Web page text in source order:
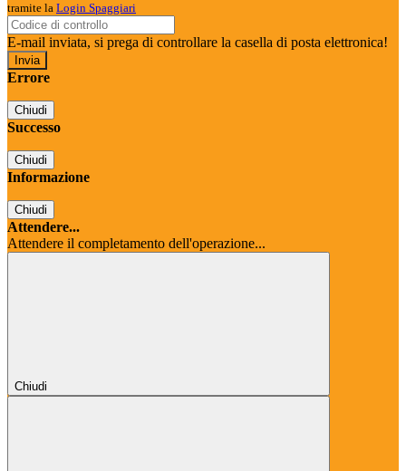
tramite la Login Spaggiari
E-mail inviata, si prega di controllare la casella di posta elettronica!
Errore
Chiudi
Successo
Chiudi
Informazione
Chiudi
Attendere...
Attendere il completamento dell'operazione...
Chiudi